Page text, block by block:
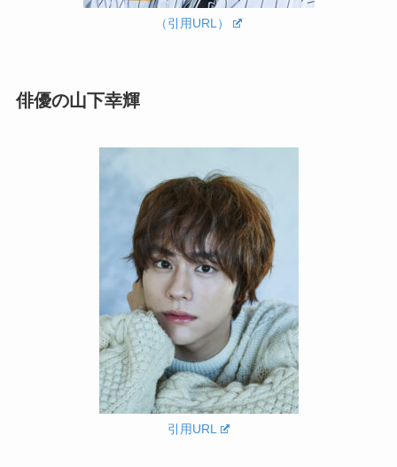
（引用URL）
俳優の山下幸輝
引用URL